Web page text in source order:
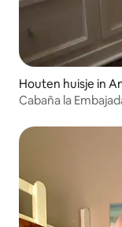
Houten huisje in
Cabaña la